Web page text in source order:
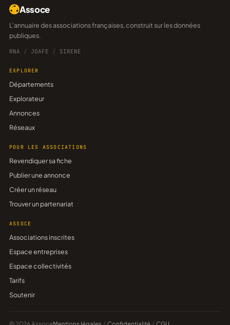
Assoce
L'annuaire des associations françaises, construit sur les données
publiques.
RNA / JOAFE / SIRENE
EXPLORER
Départements
Explorateur
Annonces
Réseaux
POUR LES ASSOCIATIONS
Revendiquer sa fiche
Publier une annonce
Créer un réseau
Trouver un partenariat
ASSOCE
Associations inscrites
Espace entreprises
Espace collectivités
Tarifs
Soutenir